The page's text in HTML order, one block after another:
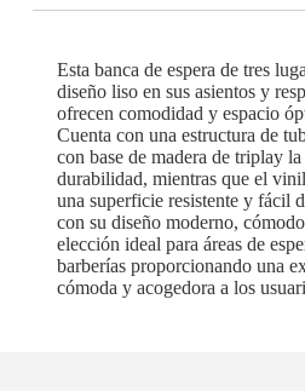
Esta banca de espera de tres
diseño liso en sus asientos y
ofrecen comodidad y espacio
Cuenta con una estructura de
con base de madera de triplay
durabilidad, mientras que el
una superficie resistente y fácil
con su diseño moderno,
elección ideal para áreas de
barberías proporcionando una
cómoda y acogedora a los